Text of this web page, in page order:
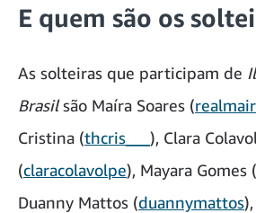
E quem são os
As solteiras que participam de
Brasil são Maíra Soares (
Cristina (thcris___ ), Clara
(claracolavolpe), Mayara Gomes (
Duanny Mattos (duannymattos